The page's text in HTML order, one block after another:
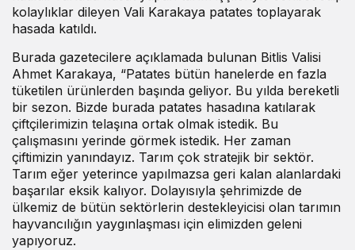
kolaylıklar dileyen Vali Karakaya patates toplayarak
hasada katıldı.
Burada gazetecilere açıklamada bulunan Bitlis Valisi
Ahmet Karakaya, “Patates bütün hanelerde en fazla
tüketilen ürünlerden başında geliyor. Bu yılda bereketli
bir sezon. Bizde burada patates hasadına katılarak
çiftçilerimizin telaşına ortak olmak istedik. Bu
çalışmasını yerinde görmek istedik. Her zaman
çiftimizin yanındayız. Tarım çok stratejik bir sektör.
Tarım eğer yeterince yapılmazsa geri kalan alanlardaki
başarılar eksik kalıyor. Dolayısıyla şehrimizde de
ülkemiz de bütün sektörlerin destekleyicisi olan tarımın
hayvancılığın yaygınlaşması için elimizden geleni
yapıyoruz.